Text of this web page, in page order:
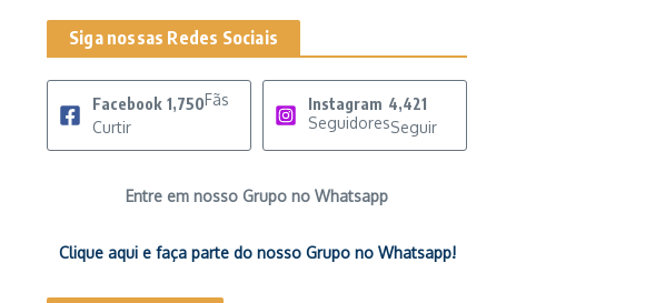
Siga nossas Redes Sociais
Facebook 1,750Fãs
Curtir
Instagram 4,421
SeguidoresSeguir
Entre em nosso Grupo no Whatsapp
Clique aqui e faça parte do nosso Grupo no Whatsapp!